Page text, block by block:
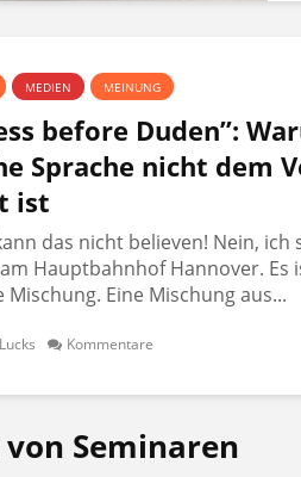
MEDIEN MEINUNG
before Duden”:
Sprache nicht dem
ist
das nicht believen! Nein, ich
Hauptbahnhof Hannover. Es
Mischung. Eine Mischung aus...
Kommentare
Seminaren